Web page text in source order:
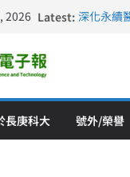
2026 Latest: 深化永續
長庚科大 號外/榮譽